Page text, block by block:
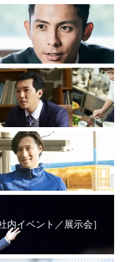
内イベント／展示会］